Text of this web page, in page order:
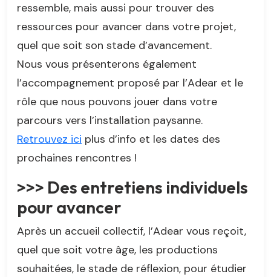
ressemble, mais aussi pour trouver des
ressources pour avancer dans votre projet,
quel que soit son stade d’avancement.
Nous vous présenterons également
l’accompagnement proposé par l’Adear et le
rôle que nous pouvons jouer dans votre
parcours vers l’installation paysanne.
Retrouvez ici plus d’info et les dates des
prochaines rencontres !
>>> Des entretiens individuels
pour avancer
Après un accueil collectif, l’Adear vous reçoit,
quel que soit votre âge, les productions
souhaitées, le stade de réflexion, pour étudier